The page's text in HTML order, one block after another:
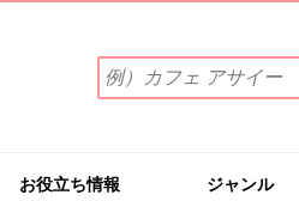
索
ワ
を
お役立ち情報 ジャンル